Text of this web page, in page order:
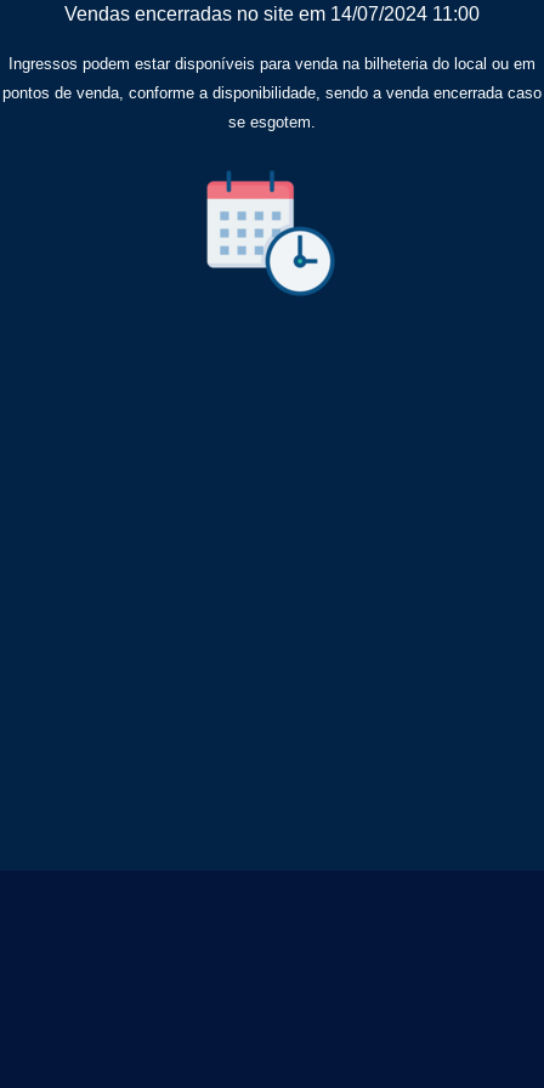
Vendas encerradas no site em 14/07/2024 11:00
Ingressos podem estar disponíveis para venda na bilheteria do local ou em
pontos de venda, conforme a disponibilidade, sendo a venda encerrada caso
se esgotem.